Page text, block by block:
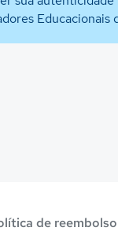
Educacionais
de reembolso